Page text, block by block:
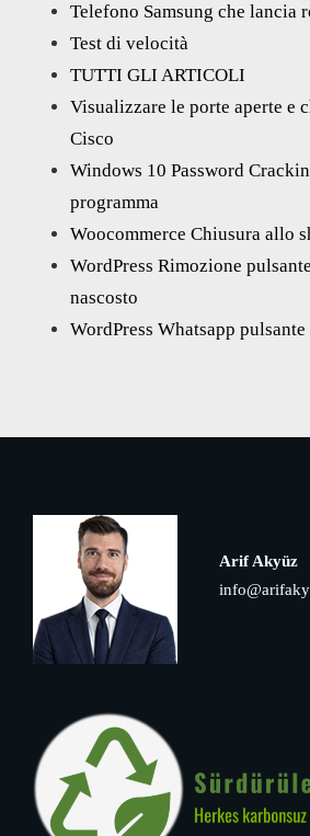
Telefono Samsung che lancia
Test di velocità
TUTTI GLI ARTICOLI
Visualizzare le porte aperte e
Cisco
Windows 10 Password
programma
Woocommerce Chiusura allo
WordPress Rimozione
nascosto
WordPress Whatsapp
Arif Akyüz